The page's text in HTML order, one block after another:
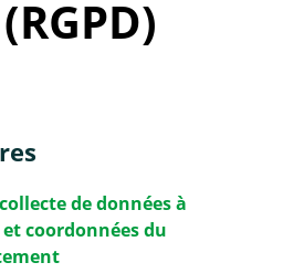
de données à
coordonnées du